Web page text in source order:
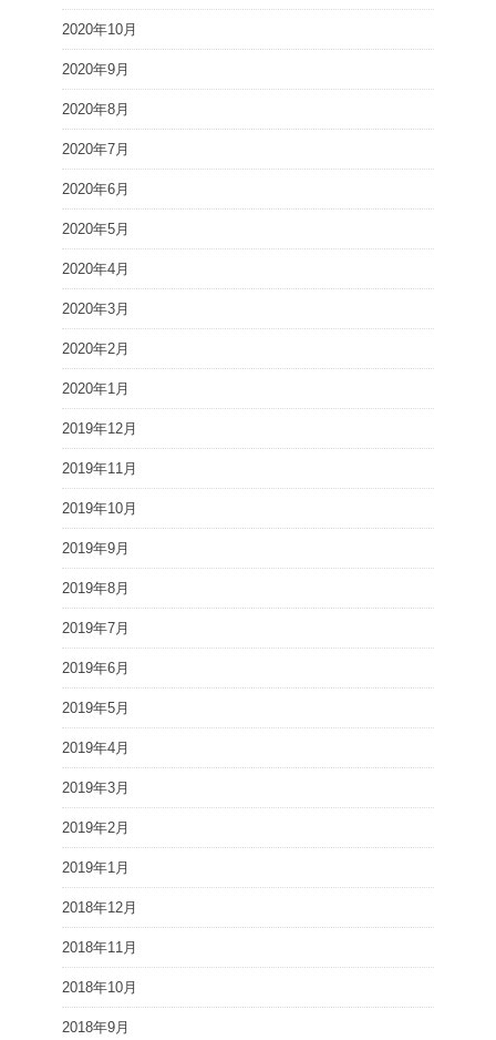
2020年10月
2020年9月
2020年8月
2020年7月
2020年6月
2020年5月
2020年4月
2020年3月
2020年2月
2020年1月
2019年12月
2019年11月
2019年10月
2019年9月
2019年8月
2019年7月
2019年6月
2019年5月
2019年4月
2019年3月
2019年2月
2019年1月
2018年12月
2018年11月
2018年10月
2018年9月